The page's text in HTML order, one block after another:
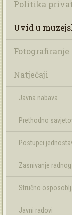
Politika
Uvid u
Natječaji
Javna nabava
Prethodno
Postupci
Zasnivanje
Stručno
Javni radovi